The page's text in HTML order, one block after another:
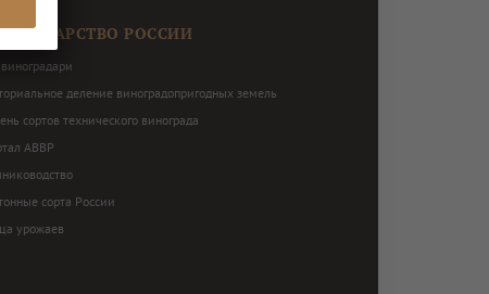
РОССИИ
деление виноградопригодных земель
сортов технического винограда
АВВР
сорта России
урожаев